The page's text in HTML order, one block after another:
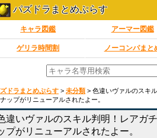
パズドラまとめぷらす
キャラ図鑑 アーマー図鑑
ゲリラ時間割 ノーコンパまと
ドラまとめぷらす > 未分類 > 色違いヴァルのスキ
ップがリニューアルされたよー。
違いヴァルのスキル判明！レアガ
プがリニューアルされたよー。